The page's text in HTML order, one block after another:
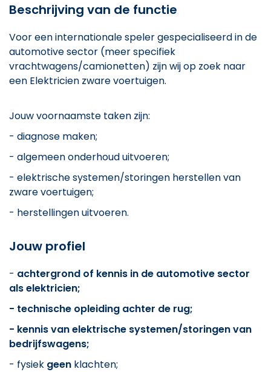
Beschrijving van de functie
Voor een internationale speler gespecialiseerd in de
automotive sector (meer specifiek
vrachtwagens/camionetten) zijn wij op zoek naar
een Elektricien zware voertuigen.
Jouw voornaamste taken zijn:
- diagnose maken;
- algemeen onderhoud uitvoeren;
- elektrische systemen/storingen herstellen van
zware voertuigen;
- herstellingen uitvoeren.
Jouw profiel
- achtergrond of kennis in de automotive sector
als elektricien;
- technische opleiding achter de rug;
- kennis van elektrische systemen/storingen van
bedrijfswagens;
- fysiek geen klachten;